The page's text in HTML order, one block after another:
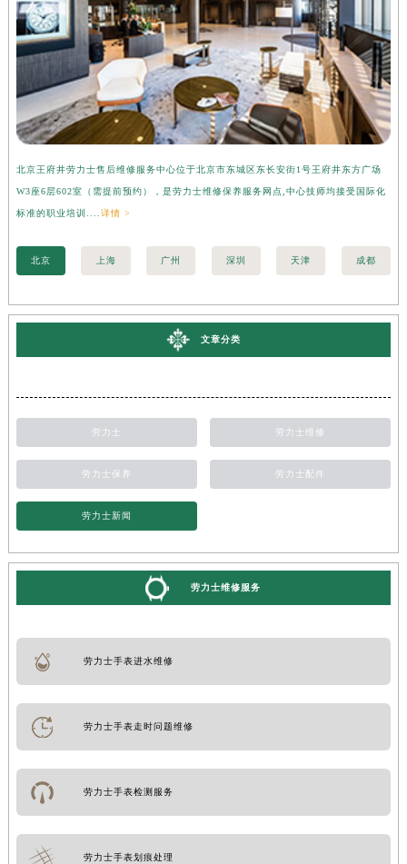
北京王府井劳力士售后维修服务中心位于北京市东城区东长安街1号王府井东方广场
W3座6层602室（需提前预约），是劳力士维修保养服务网点,中心技师均接受国际化
标准的职业培训.... 详情 >
北京 上海 广州 深圳 天津 成都
文章分类
劳力士 劳力士维修
劳力士保养 劳力士配件
劳力士新闻
劳力士维修服务
劳力士手表进水维修
劳力士手表走时问题维修
劳力士手表检测服务
劳力士手表划痕处理